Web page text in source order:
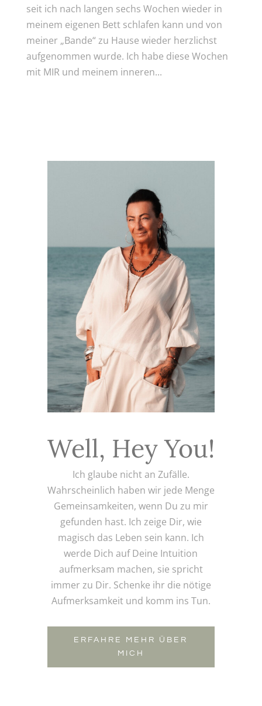
seit ich nach langen sechs Wochen wieder in
meinem eigenen Bett schlafen kann und von
meiner „Bande“ zu Hause wieder herzlichst
aufgenommen wurde. Ich habe diese Wochen
mit MIR und meinem inneren...
Well, Hey You!
Ich glaube nicht an Zufälle.
Wahrscheinlich haben wir jede Menge
Gemeinsamkeiten, wenn Du zu mir
gefunden hast. Ich zeige Dir, wie
magisch das Leben sein kann. Ich
werde Dich auf Deine Intuition
aufmerksam machen, sie spricht
immer zu Dir. Schenke ihr die nötige
Aufmerksamkeit und komm ins Tun.
ERFAHRE MEHR ÜBER
MICH